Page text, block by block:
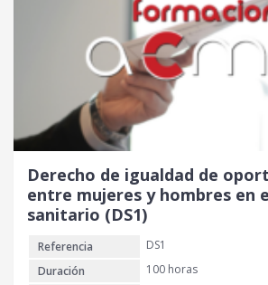
g
i
n
a
l
e
r
a
:
c
t
u
a
l
e
s
3
0
€
Derecho de igualdad de
entre mujeres y hombres en
sanitario (DS1)
Referencia
DS1
Duración
100 horas